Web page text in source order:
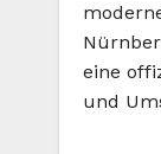
eine
und